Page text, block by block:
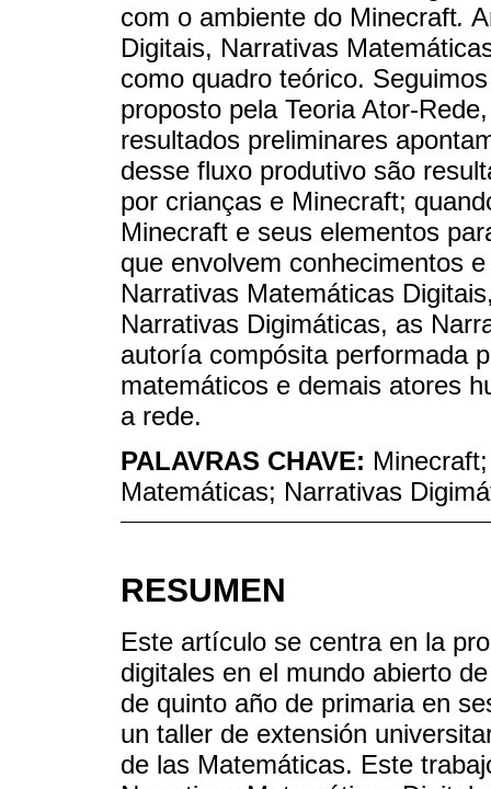
com o ambiente do Minecraft.
Digitais, Narrativas
como quadro teórico.
proposto pela Teoria Ator-
resultados preliminares
desse fluxo produtivo são
por crianças e Minecraft;
Minecraft e seus elementos
que envolvem conhecimentos
Narrativas Matemáticas
Narrativas Digimáticas, as
autoría compósita performada
matemáticos e demais atores
a rede.
PALAVRAS CHAVE:
Matemáticas; Narrativas
RESUMEN
Este artículo se centra en la
digitales en el mundo abierto
de quinto año de primaria en
un taller de extensión
de las Matemáticas. Este